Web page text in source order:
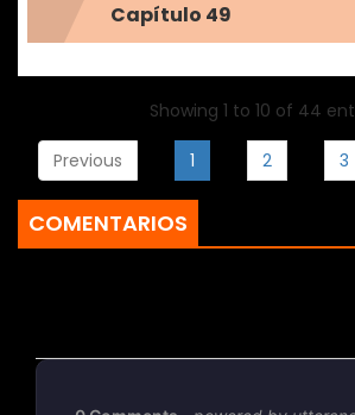
Capítulo 49
Showing 1 to 10 of 44
Previous 1 2 3
COMENTARIOS